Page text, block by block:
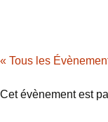
« Tous les
Cet évènement est